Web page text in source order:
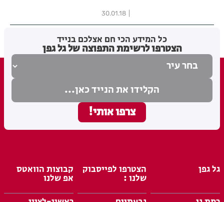
30.01.18
כל המידע הכי חם אצלכם בנייד
הצטרפו לרשימת התפוצה של גל גפן
גל גפן הצטרפו לפייסבוק
שלנו :
קבוצות הוואטס
אפ שלנו